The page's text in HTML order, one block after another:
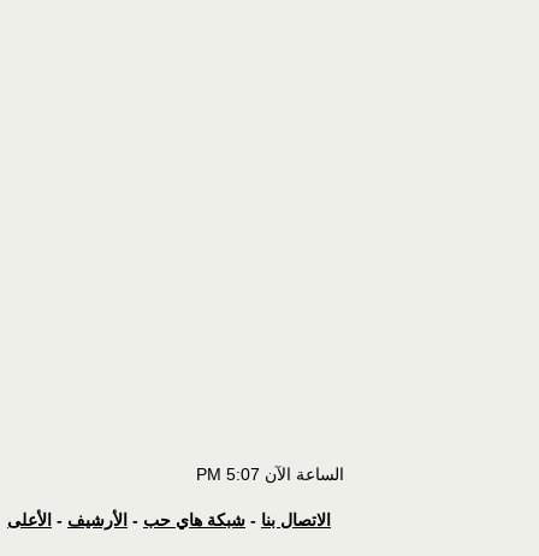
الساعة الآن 5:07 PM
الاتصال بنا - شبكة هاي حب - الأرشيف - الأعلى